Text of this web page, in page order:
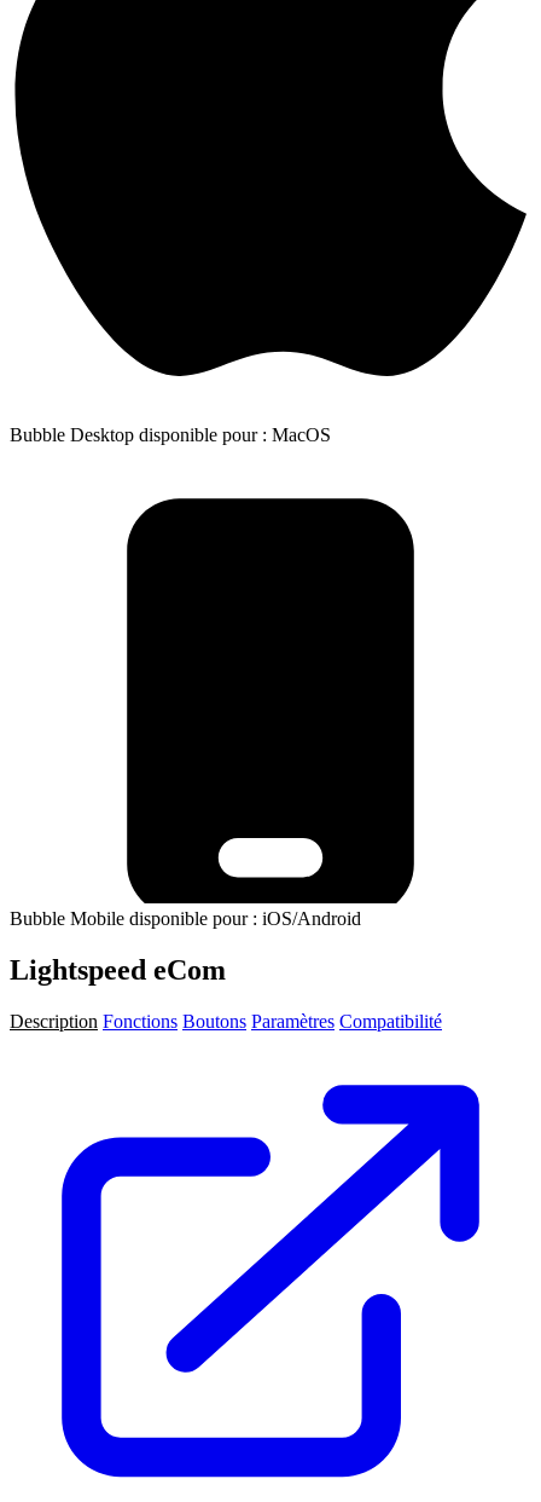
Bubble Desktop disponible pour : MacOS
Bubble Mobile disponible pour : iOS/Android
Lightspeed eCom
Description Fonctions Boutons Paramètres Compatibilité